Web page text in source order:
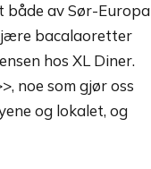
både av Sør-Europa
bacalaoretter
hos XL Diner.
noe som gjør oss
og lokalet, og